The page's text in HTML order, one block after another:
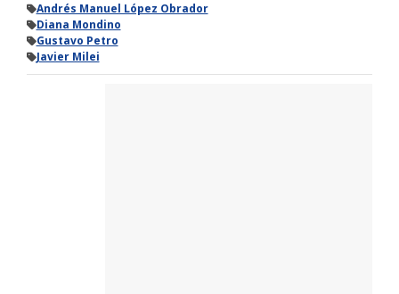
Andrés Manuel López Obrador
Diana Mondino
Gustavo Petro
Javier Milei